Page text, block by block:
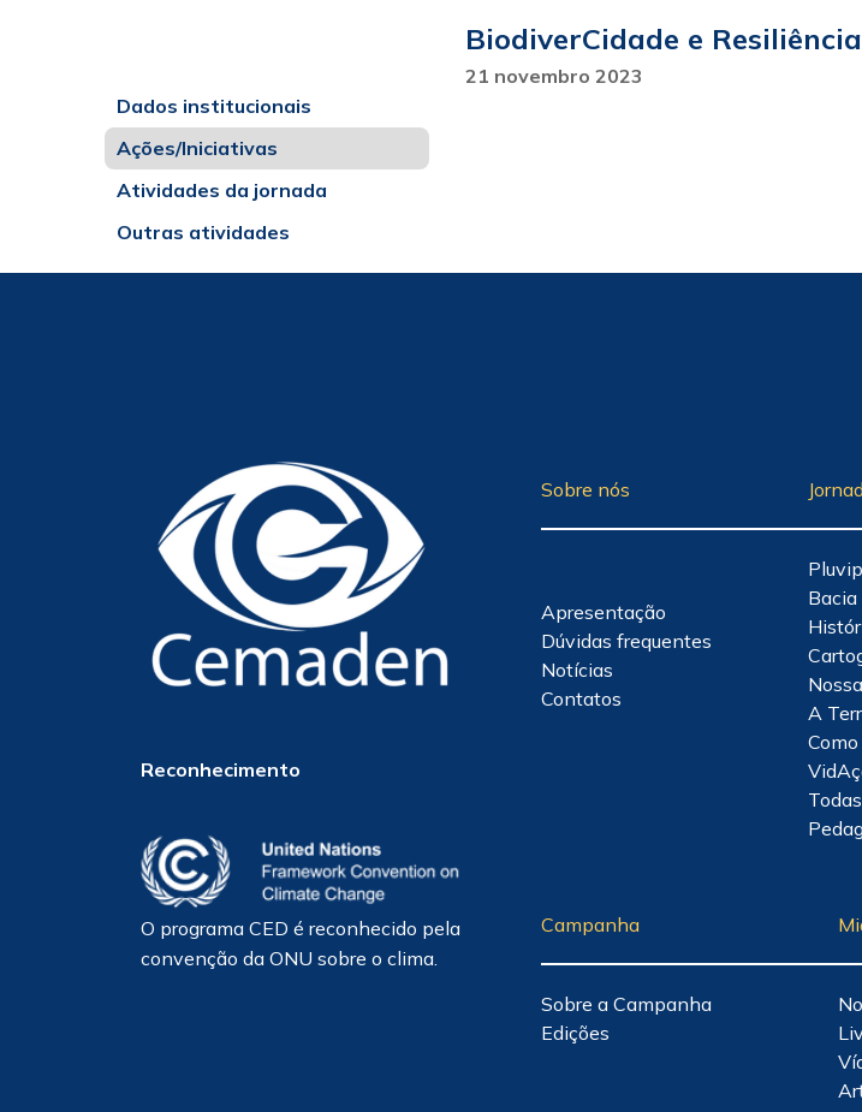
Dados institucionais
Ações/Iniciativas
Atividades da jornada
Outras atividades
BiodiverCidade e
21 novembro 2023
Reconhecimento
O programa CED é reconhecido pela
convenção da ONU sobre o clima.
Sobre nós
Apresentação
Dúvidas frequentes
Notícias
Contatos
Bacia
A
Campanha
Sobre a Campanha
Edições